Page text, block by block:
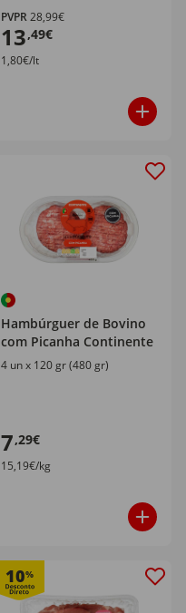
PVPR28,99€
13,49€
1,80€/lt
Hambúrguer de Bovino
com Picanha Continente
4 un x 120 gr (480 gr)
7,29€
15,19€/kg
10%